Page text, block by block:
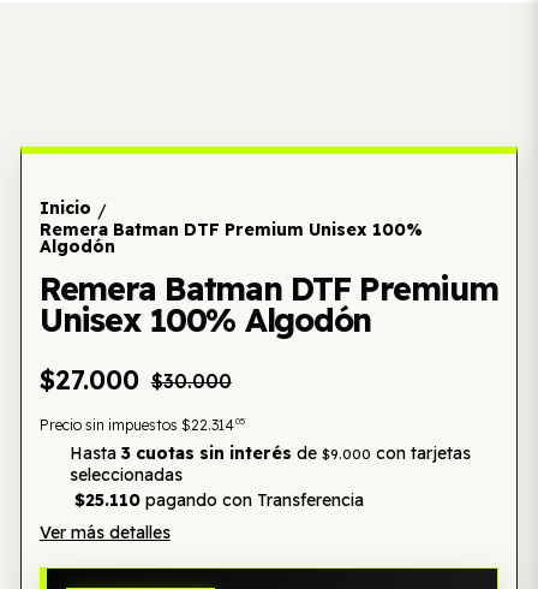
Inicio /
Remera Batman DTF Premium Unisex 100%
Algodón
Remera Batman DTF Premium
Unisex 100% Algodón
$27.000 $30.000
Precio sin impuestos $22.31405
Hasta 3 cuotas sin interés de $9.000 con tarjetas
seleccionadas
$25.110pagando con Transferencia
Ver más detalles